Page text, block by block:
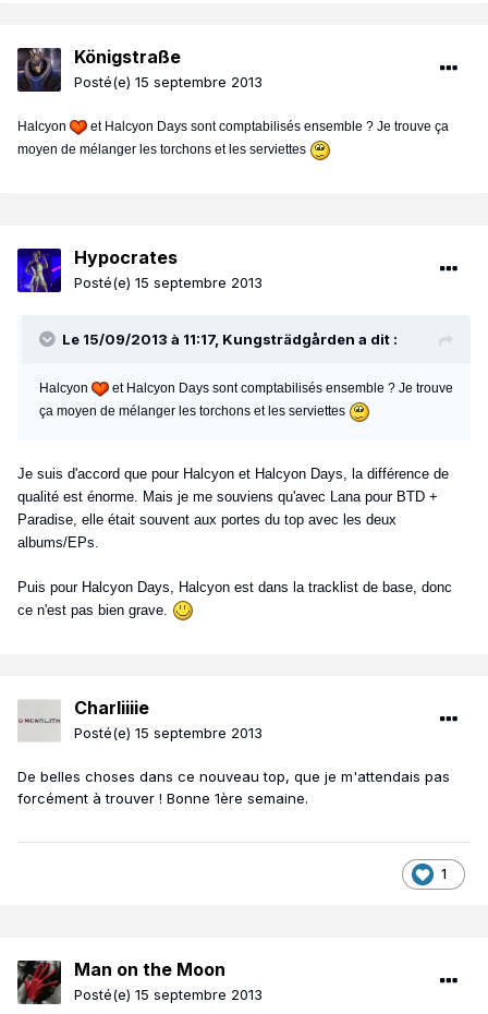
Königstraße
Posté(e) 15 septembre 2013
Halcyon
et Halcyon Days sont comptabilisés ensemble ? Je trouve ça
moyen de mélanger les torchons et les serviettes
Hypocrates
Posté(e) 15 septembre 2013
Le 15/09/2013 à 11:17, Kungsträdgården a dit :
Halcyon
et Halcyon Days sont comptabilisés ensemble ? Je trouve
ça moyen de mélanger les torchons et les serviettes
Je suis d'accord que pour Halcyon et Halcyon Days, la différence de
qualité est énorme. Mais je me souviens qu'avec Lana pour BTD +
Paradise, elle était souvent aux portes du top avec les deux
albums/EPs.
Puis pour Halcyon Days, Halcyon est dans la tracklist de base, donc
ce n'est pas bien grave.
Charliiiie
Posté(e) 15 septembre 2013
De belles choses dans ce nouveau top, que je m'attendais pas
forcément à trouver ! Bonne 1ère semaine.
1
Man on the Moon
Posté(e) 15 septembre 2013